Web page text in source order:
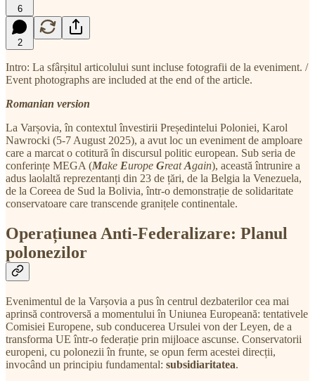
6
2
Intro: La sfârșitul articolului sunt incluse fotografii de la eveniment. /
Event photographs are included at the end of the article.
Romanian version
La Varșovia, în contextul învestirii Președintelui Poloniei, Karol
Nawrocki (5-7 August 2025), a avut loc un eveniment de amploare
care a marcat o cotitură în discursul politic european. Sub seria de
conferințe MEGA (Make Europe GreatAgain), această întrunire a
adus laolaltă reprezentanți din 23 de țări, de la Belgia la Venezuela,
de la Coreea de Sud la Bolivia, într-o demonstrație de solidaritate
conservatoare care transcende granițele continentale.
Operațiunea Anti-Federalizare: Planul
polonezilor
Evenimentul de la Varșovia a pus în centrul dezbaterilor cea mai
aprinsă controversă a momentului în Uniunea Europeană: tentativele
Comisiei Europene, sub conducerea Ursulei von der Leyen, de a
transforma UE într-o federație prin mijloace ascunse. Conservatorii
europeni, cu polonezii în frunte, se opun ferm acestei direcții,
invocând un principiu fundamental: subsidiaritatea.